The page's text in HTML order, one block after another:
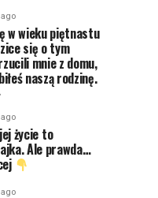
w wieku piętnastu
się o tym
mnie z domu,
naszą rodzinę.
życie to
Ale prawda…